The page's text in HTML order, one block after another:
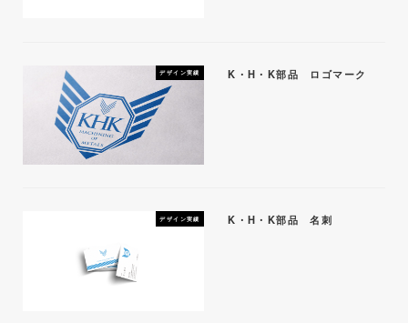
デザイン実績 K・H・K部品 ロゴマーク
デザイン実績 K・H・K部品 名刺